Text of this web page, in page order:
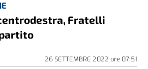
Fratelli
26 SETTEMBRE 2022 ore 07:51